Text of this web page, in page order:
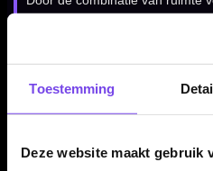
Toestemming
Deze website maakt gebruik
case geschikt voor trainingen,
toernooien.